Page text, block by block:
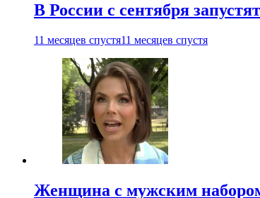
В России с сентября
11 месяцев спустя11 месяцев спустя
Женщина с мужским